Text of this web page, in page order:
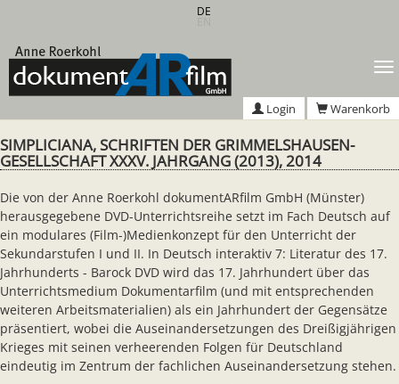
springen
DE
Login Warenkorb
SIMPLICIANA, SCHRIFTEN DER GRIMMELSHAUSEN-
GESELLSCHAFT XXXV. JAHRGANG (2013), 2014
Die von der Anne Roerkohl dokumentARfilm GmbH (Münster)
herausgegebene DVD-Unterrichtsreihe setzt im Fach Deutsch auf
ein modulares (Film-)Medienkonzept für den Unterricht der
Sekundarstufen I und II. In Deutsch interaktiv 7: Literatur des 17.
Jahrhunderts - Barock DVD wird das 17. Jahrhundert über das
Unterrichtsmedium Dokumentarfilm (und mit entsprechenden
weiteren Arbeitsmaterialien) als ein Jahrhundert der Gegensätze
präsentiert, wobei die Auseinandersetzungen des Dreißigjährigen
Krieges mit seinen verheerenden Folgen für Deutschland
eindeutig im Zentrum der fachlichen Auseinandersetzung stehen.